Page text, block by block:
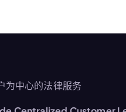
为中心的法律服务